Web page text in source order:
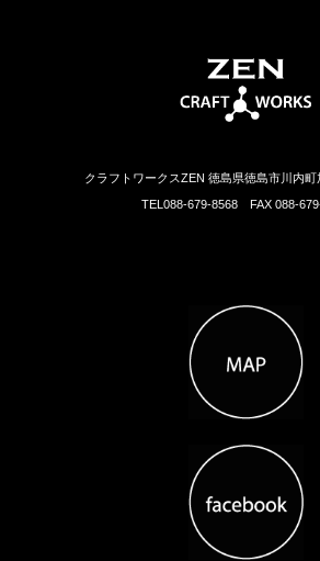
クラフトワークスZEN 徳島県徳島市川内
TEL088-679-8568 FAX 088-